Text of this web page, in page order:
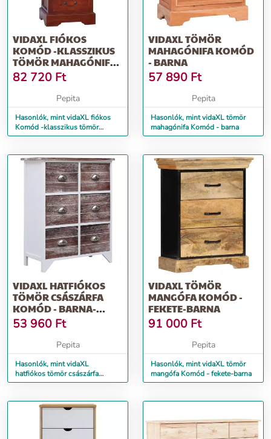
VIDAXL FIÓKOS
KOMÓD -KLASSZIKUS
TÖMÖR MAHAGÓNIFA -
BARNA
82 720 Ft
Pepita
Hasonlók, mint vidaXL fiókos
Komód -klasszikus tömör
mahagónifa - barna
VIDAXL TÖMÖR
MAHAGÓNIFA KOMÓD
- BARNA
57 890 Ft
Pepita
Hasonlók, mint vidaXL tömör
mahagónifa Komód - barna
VIDAXL HATFIÓKOS
TÖMÖR CSÁSZÁRFA
KOMÓD - BARNA-
FEHÉR
53 960 Ft
Pepita
Hasonlók, mint vidaXL
hatfiókos tömör császárfa
Komód - barna-fehér
VIDAXL TÖMÖR
MANGÓFA KOMÓD -
FEKETE-BARNA
91 000 Ft
Pepita
Hasonlók, mint vidaXL tömör
mangófa Komód - fekete-barna